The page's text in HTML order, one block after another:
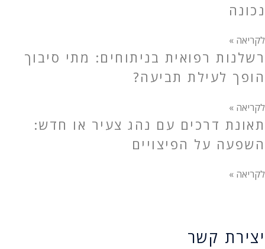
נכונה
לקריאה »
רשלנות רפואית בניתוחים: מתי סיבוך
הופך לעילת תביעה?
לקריאה »
תאונת דרכים עם נהג צעיר או חדש:
השפעה על הפיצויים
לקריאה »
יצירת קשר